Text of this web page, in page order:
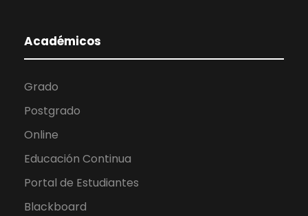
Académicos
Grado
Postgrado
Online
Educación Continua
Portal de Estudiantes
Blackboard